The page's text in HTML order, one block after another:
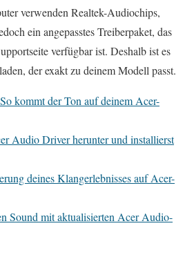
verwenden Realtek-Audiochips,
ein angepasstes Treiberpaket, das
verfügbar ist. Deshalb ist es
der exakt zu deinem Modell passt.
kommt der Ton auf deinem Acer-
Audio Driver herunter und installierst
deines Klangerlebnisses auf Acer-
Sound mit aktualisierten Acer Audio-